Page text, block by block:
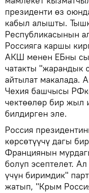
президенти өз
кабыл алышты.
Республикасынын
Россияга каршы
АКШ менен ЕБны
чатакты "жарандык
айтылат макалада.
Чехия башчысы
чектөөлөр бир
билдирген эле.
Россия
көрсөтүүчү дагы
Франциянын
болуп эсептелет.
үчүн биримдик"
жатып, "Крым